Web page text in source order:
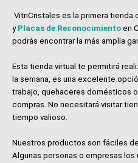
VitriCristales es la primera tienda
y Placas de Reconocimiento en
podrás encontrar la más amplia
Esta tienda virtual te permitirá
la semana, es una excelente
trabajo, quehaceres domésticos
compras. No necesitará visitar
tiempo valioso.
Nuestros productos son fáciles
Algunas personas o empresas los